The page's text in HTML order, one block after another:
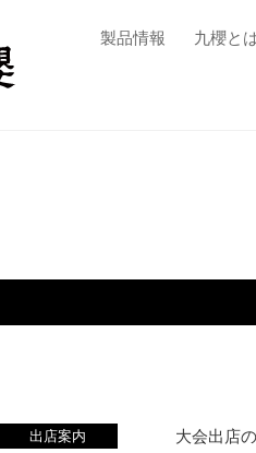
製品情報 九櫻と
出店案内 大会出店